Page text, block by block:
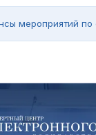
мероприятий